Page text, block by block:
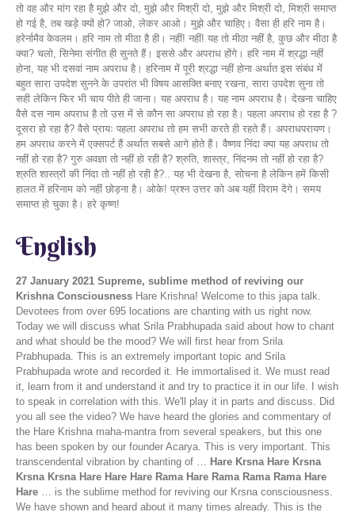
तो वह और मांग रहा है मुझे और दो, मुझे और मिश्री दो, मुझे और मिश्री दो, मिश्री समाप्त
हो गई है, तब खड़े क्यों हो? जाओ, लेकर आओ। मुझे और चाहिए। वैसा ही हरि नाम है।
हरेर्नामैव केवलम। हरि नाम तो मीठा है ही। नहीं! नहीं! यह तो मीठा नहीं है, कुछ और मीठा है
क्या? चलो, सिनेमा संगीत ही सुनते हैं। इससे और अपराध होंगे। हरि नाम में श्रद्धा नहीं
होना, यह भी दसवां नाम अपराध है। हरिनाम में पूरी श्रद्धा नहीं होना अर्थात इस संबंध में
बहुत सारा उपदेश सुनने के उपरांत भी विषय आसक्ति बनाए रखना, सारा उपदेश सुना तो
सही लेकिन फिर भी चाय पीते ही जाना। यह अपराध है। यह नाम अपराध है। देखना चाहिए
वैसे दस नाम अपराध है तो उस में से कौन सा अपराध हो रहा है। पहला अपराध हो रहा है ?
दूसरा हो रहा है? वैसे प्रायः पहला अपराध तो हम सभी करते ही रहते हैं। अपराधपरायण।
हम अपराध करने में एक्सपर्ट हैं अर्थात सबसे आगे होते हैं। वैष्णव निंदा क्या यह अपराध तो
नहीं हो रहा है? गुरु अवज्ञा तो नहीं हो रही है? श्रुति, शास्त्र, निंदनम तो नहीं हो रहा है?
श्रुति शास्त्रों की निंदा तो नहीं हो रही है?.. यह भी देखना है, सोचना है लेकिन हमें किसी
हालत में हरिनाम को नहीं छोड़ना है। ओके! प्रश्न उत्तर को अब यहीं विराम देंगे। समय
समाप्त हो चुका है। हरे कृष्ण!
English
27 January 2021 Supreme, sublime method of reviving our
Krishna Consciousness Hare Krishna! Welcome to this japa talk.
Devotees from over 695 locations are chanting with us right now.
Today we will discuss what Srila Prabhupada said about how to chant
and what should be the mood? We will first hear from Srila
Prabhupada. This is an extremely important topic and Srila
Prabhupada wrote and recorded it. He immortalised it. We must read
it, learn from it and understand it and try to practice it in our life. I wish
to speak in correlation with this. We'll play it in parts and discuss. Did
you all see the video? We have heard the glories and commentary of
the Hare Krishna maha-mantra from several speakers, but this one
has been spoken by our founder Acarya. This is very important. This
transcendental vibration by chanting of …
Hare Krsna Hare Krsna
Krsna Krsna Hare Hare Hare Rama Hare Rama Rama Rama Hare
Hare … is the sublime method for reviving our Krsna consciousness.
We have shown and heard about it many times already. This is the